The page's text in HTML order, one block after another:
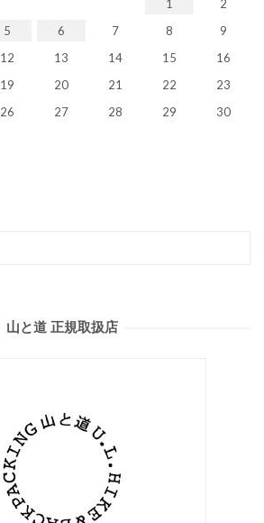
1
2
5 6 7 8
9
12 13 14 15
16
19 20 21 22
23
26 27 28 29
30
山と道 正規取扱店